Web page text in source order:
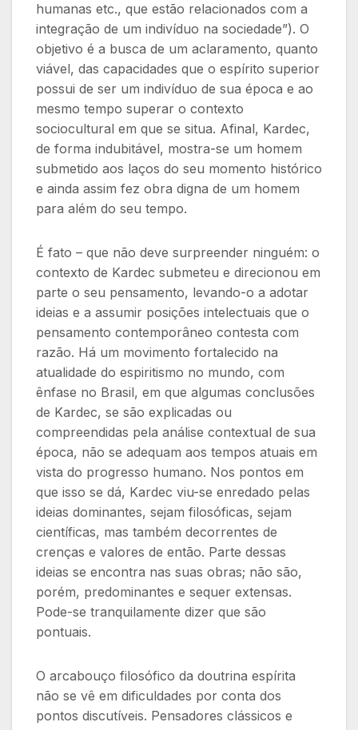
humanas etc., que estão relacionados com a
integração de um indivíduo na sociedade”). O
objetivo é a busca de um aclaramento, quanto
viável, das capacidades que o espírito superior
possui de ser um indivíduo de sua época e ao
mesmo tempo superar o contexto
sociocultural em que se situa. Afinal, Kardec,
de forma indubitável, mostra-se um homem
submetido aos laços do seu momento histórico
e ainda assim fez obra digna de um homem
para além do seu tempo.
É fato – que não deve surpreender ninguém: o
contexto de Kardec submeteu e direcionou em
parte o seu pensamento, levando-o a adotar
ideias e a assumir posições intelectuais que o
pensamento contemporâneo contesta com
razão. Há um movimento fortalecido na
atualidade do espiritismo no mundo, com
ênfase no Brasil, em que algumas conclusões
de Kardec, se são explicadas ou
compreendidas pela análise contextual de sua
época, não se adequam aos tempos atuais em
vista do progresso humano. Nos pontos em
que isso se dá, Kardec viu-se enredado pelas
ideias dominantes, sejam filosóficas, sejam
científicas, mas também decorrentes de
crenças e valores de então. Parte dessas
ideias se encontra nas suas obras; não são,
porém, predominantes e sequer extensas.
Pode-se tranquilamente dizer que são
pontuais.
O arcabouço filosófico da doutrina espírita
não se vê em dificuldades por conta dos
pontos discutíveis. Pensadores clássicos e